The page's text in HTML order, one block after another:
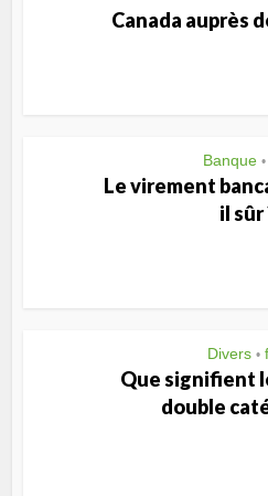
Canada auprès
Banque •
Le virement
il sûr
Divers •
Que signifient
double